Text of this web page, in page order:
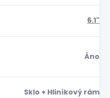
6.1"
Áno
Sklo + Hliníkový rám